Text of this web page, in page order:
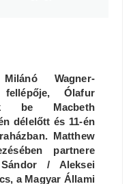
Wagner-
Ólafur
be Macbeth
délelőtt és 11-én
Matthew
partnere
/ Aleksei
a Magyar Állami